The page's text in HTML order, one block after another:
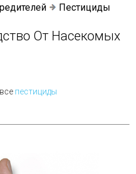
Пестициды
От Насекомых
пестициды